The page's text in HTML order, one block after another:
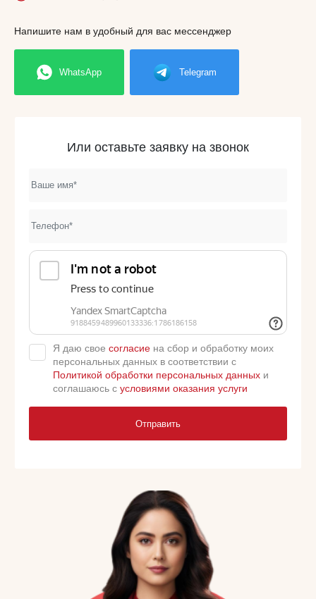
Напишите нам в удобный для вас мессенджер
WhatsApp Telegram
Или оставьте заявку на звонок
Я даю свое согласие на сбор и обработку моих
персональных данных в соответствии с
Политикой обработки персональных данных и
соглашаюсь с условиями оказания услуги
Отправить